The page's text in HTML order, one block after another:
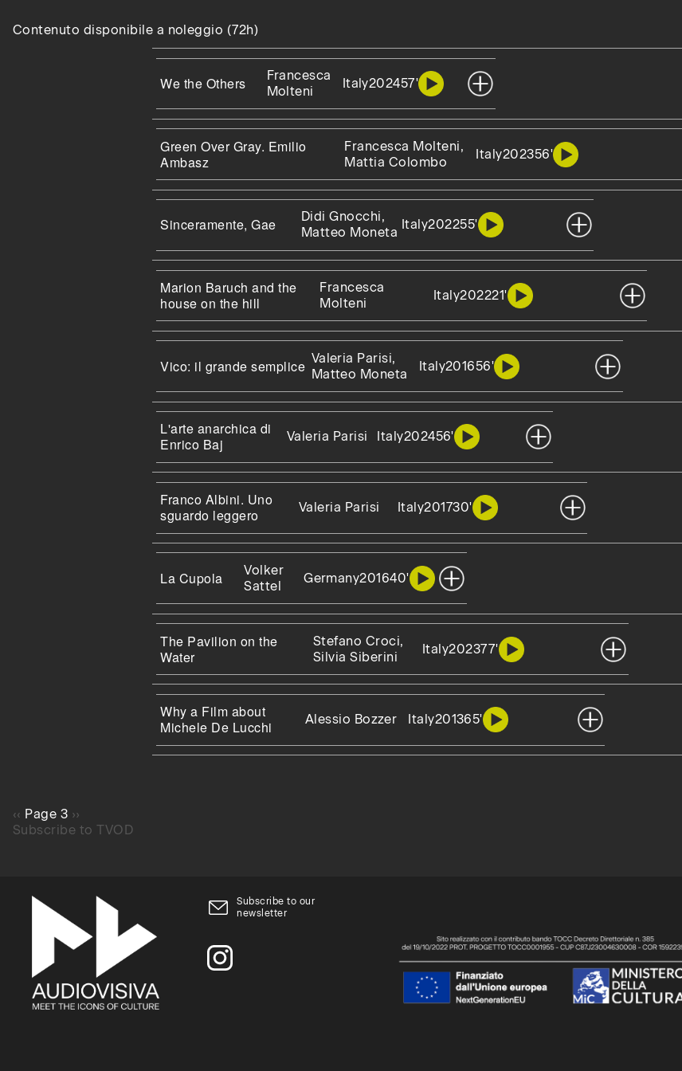
Contenuto disponibile a noleggio (72h)
We the Others
Francesca
Molteni
Italy202457'
Green Over Gray. Emilio
Ambasz
Francesca Molteni,
Mattia Colombo
Italy202356'
Sinceramente, Gae
Didi Gnocchi,
Matteo Moneta
Italy202255'
Marion Baruch and the
house on the hill
Francesca
Molteni
Italy202221'
Vico: il grande semplice Valeria Parisi,
Matteo Moneta
Italy201656'
L'arte anarchica di
Enrico Baj
Valeria Parisi Italy202456'
Franco Albini. Uno
sguardo leggero
Valeria Parisi Italy201730'
La Cupola
Volker
Sattel
Germany201640'
The Pavilion on the
Water
Stefano Croci,
Silvia Siberini
Italy202377'
Why a Film about
Michele De Lucchi
Alessio Bozzer Italy201365'
Pagination
Previous
page
‹‹ Page 3 Next
page
››
Subscribe to TVOD
Subscribe to our
newsletter